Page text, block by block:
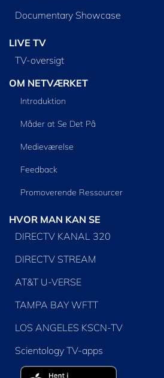
Documentary Showcase
LIVE TV
TV-oversigt
OM NETVÆRKET
Introduktion
Måder at Se Det På
Medieværelse
Feedback
Promoverende Ressourcer
HVOR MAN KAN SE
DIRECTV KANAL 320
DIRECTV STREAM
AT&T U-VERSE
TAMPA BAY WFTT
LOS ANGELES KSCN-TV
Scientology TV-apps